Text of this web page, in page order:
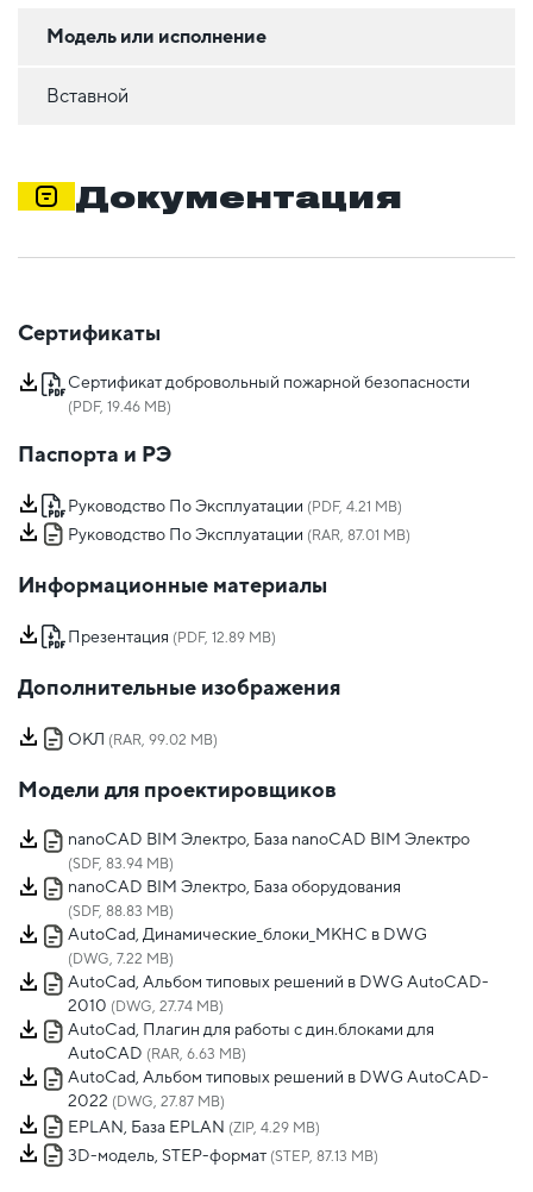
Модель или исполнение
Вставной
Документация
Сертификаты
Сертификат добровольный пожарной безопасности
(PDF, 19.46 MB)
Паспорта и РЭ
Руководство По Эксплуатации (PDF, 4.21 MB)
Руководство По Эксплуатации (RAR, 87.01 MB)
Информационные материалы
Презентация (PDF, 12.89 MB)
Дополнительные изображения
ОКЛ (RAR, 99.02 MB)
Модели для проектировщиков
nanoCAD BIM Электро, База nanoCAD BIM Электро
(SDF, 83.94 MB)
nanoCAD BIM Электро, База оборудования
(SDF, 88.83 MB)
AutoCad, Динамические_блоки_МКНС в DWG
(DWG, 7.22 MB)
AutoCad, Альбом типовых решений в DWG AutoCAD-
2010 (DWG, 27.74 MB)
AutoCad, Плагин для работы с дин.блоками для
AutoCAD (RAR, 6.63 MB)
AutoCad, Альбом типовых решений в DWG AutoCAD-
2022 (DWG, 27.87 MB)
EPLAN, База EPLAN (ZIP, 4.29 MB)
3D-модель, STEP-формат (STEP, 87.13 MB)